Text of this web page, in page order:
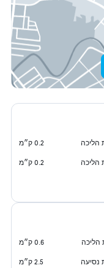
0.2 ק״מ
0.2 ק״מ
0.6 ק״מ
2.5 ק״מ